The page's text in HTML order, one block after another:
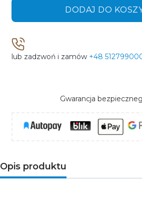
DODAJ DO
lub zadzwoń i zamów +48
Gwarancja
Opis produktu